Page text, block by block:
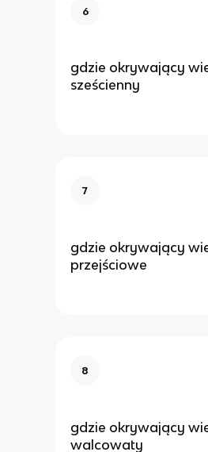
6
gdzie okrywający
sześcienny
7
gdzie okrywający
przejściowe
8
gdzie okrywający
walcowaty